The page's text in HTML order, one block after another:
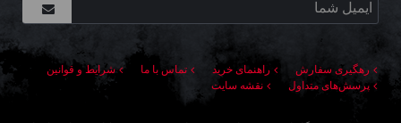
رهگیری سفارش راهنمای خرید تماس با ما
شرایط و قوانین
پرسش‌های متداول
نقشه سایت